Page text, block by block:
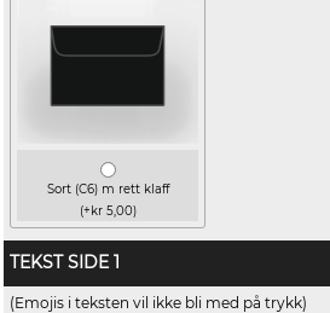
Sort (C6) m rett klaff
(+kr 5,00)
TEKST SIDE 1
(Emojis i teksten vil ikke bli med på trykk)